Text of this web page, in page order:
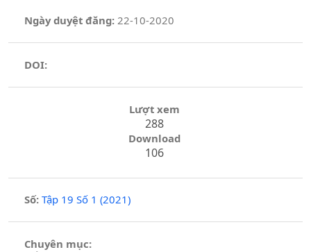
Ngày duyệt đăng:22-10-2020
DOI:
Lượt xem
288
Download
106
Số: Tập 19 Số 1 (2021)
Chuyên mục: